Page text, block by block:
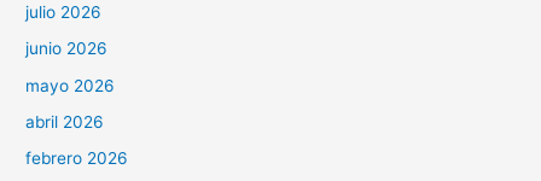
julio 2026
junio 2026
mayo 2026
abril 2026
febrero 2026